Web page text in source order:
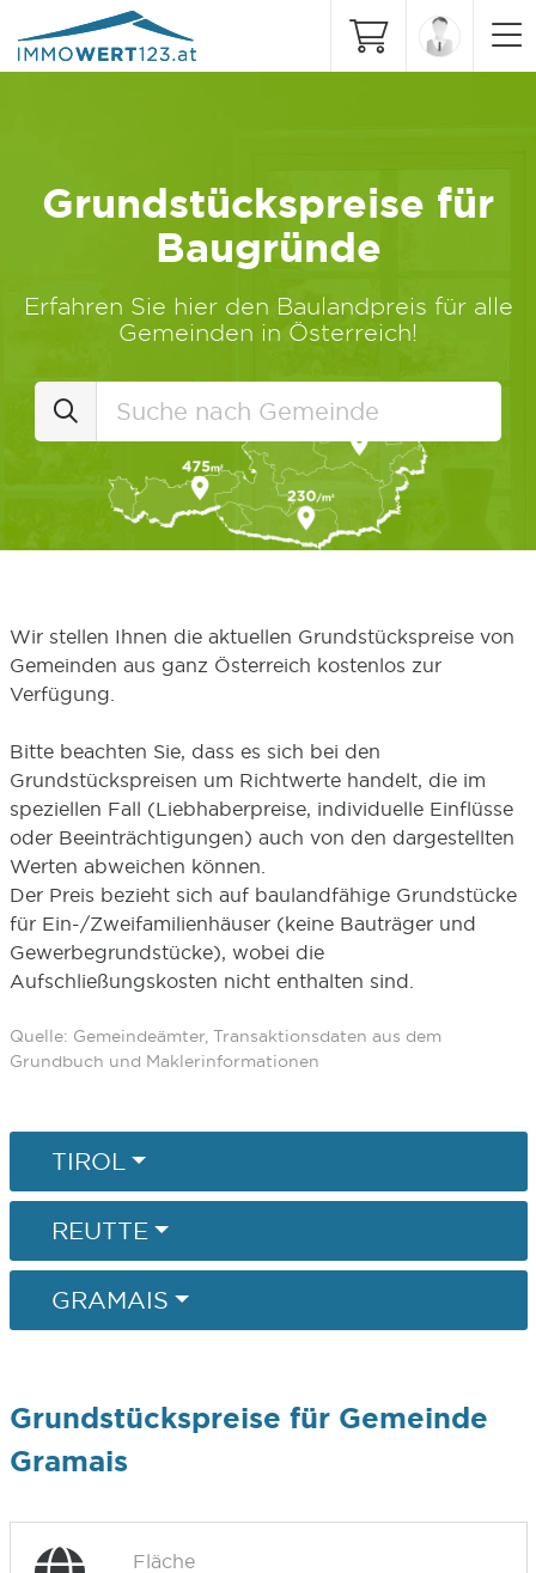
Grundstückspreise für
Baugründe
Erfahren Sie hier den Baulandpreis für alle
Gemeinden in Österreich!
Wir stellen Ihnen die aktuellen Grundstückspreise von
Gemeinden aus ganz Österreich kostenlos zur
Verfügung.
Bitte beachten Sie, dass es sich bei den
Grundstückspreisen um Richtwerte handelt, die im
speziellen Fall (Liebhaberpreise, individuelle Einflüsse
oder Beeinträchtigungen) auch von den dargestellten
Werten abweichen können.
Der Preis bezieht sich auf baulandfähige Grundstücke
für Ein-/Zweifamilienhäuser (keine Bauträger und
Gewerbegrundstücke), wobei die
Aufschließungskosten nicht enthalten sind.
Quelle: Gemeindeämter, Transaktionsdaten aus dem
Grundbuch und Maklerinformationen
TIROL
REUTTE
GRAMAIS
Grundstückspreise für Gemeinde
Gramais
Fläche